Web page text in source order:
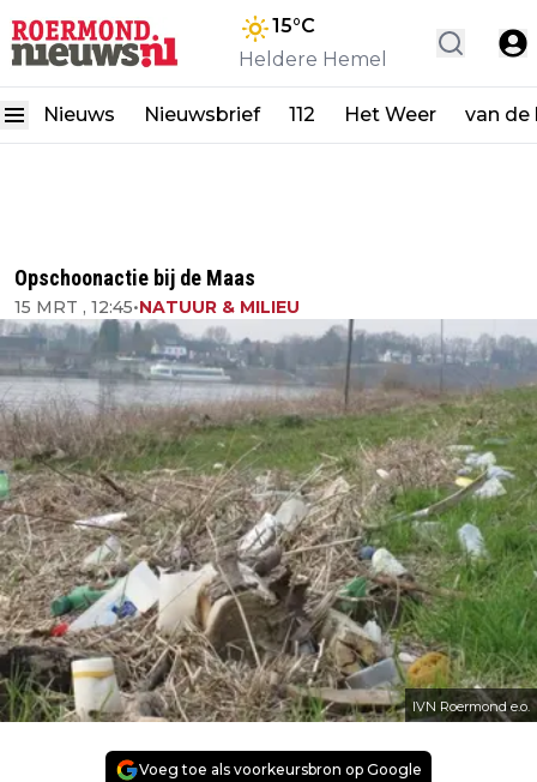
15°C
Heldere Hemel
Nieuws Nieuwsbrief 112 Het Weer van de
Opschoonactie bij de Maas
15 MRT , 12:45•NATUUR & MILIEU
IVN Roermond e.o.
Voeg toe als voorkeursbron op Google